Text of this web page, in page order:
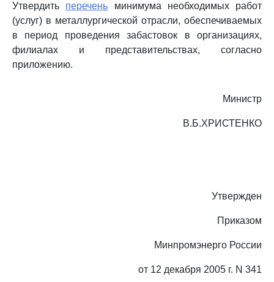
Утвердить перечень минимума необходимых работ
(услуг) в металлургической отрасли, обеспечиваемых
в период проведения забастовок в организациях,
филиалах и представительствах, согласно
приложению.
Министр
В.Б.ХРИСТЕНКО
Утвержден
Приказом
Минпромэнерго России
от 12 декабря 2005 г. N 341